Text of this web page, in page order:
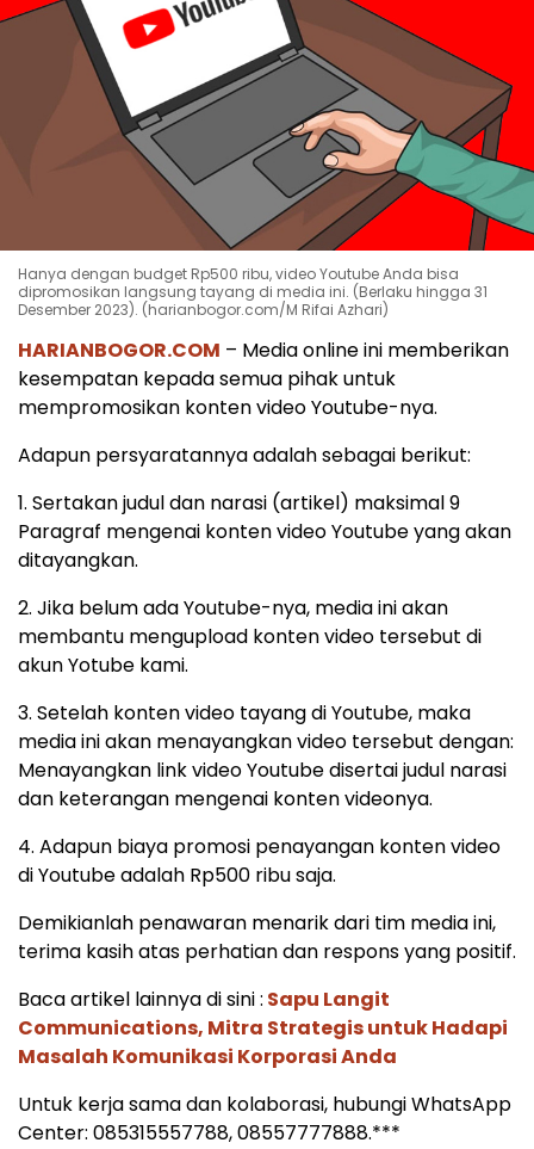
Hanya dengan budget Rp500 ribu, video Youtube Anda bisa
dipromosikan langsung tayang di media ini. (Berlaku hingga 31
Desember 2023). (harianbogor.com/M Rifai Azhari)
HARIANBOGOR.COM – Media online ini memberikan
kesempatan kepada semua pihak untuk
mempromosikan konten video Youtube-nya.
Adapun persyaratannya adalah sebagai berikut:
1. Sertakan judul dan narasi (artikel) maksimal 9
Paragraf mengenai konten video Youtube yang akan
ditayangkan.
2. Jika belum ada Youtube-nya, media ini akan
membantu mengupload konten video tersebut di
akun Yotube kami.
3. Setelah konten video tayang di Youtube, maka
media ini akan menayangkan video tersebut dengan:
Menayangkan link video Youtube disertai judul narasi
dan keterangan mengenai konten videonya.
4. Adapun biaya promosi penayangan konten video
di Youtube adalah Rp500 ribu saja.
Demikianlah penawaran menarik dari tim media ini,
terima kasih atas perhatian dan respons yang positif.
Baca artikel lainnya di sini : Sapu Langit
Communications, Mitra Strategis untuk Hadapi
Masalah Komunikasi Korporasi Anda
Untuk kerja sama dan kolaborasi, hubungi WhatsApp
Center: 085315557788, 08557777888.***